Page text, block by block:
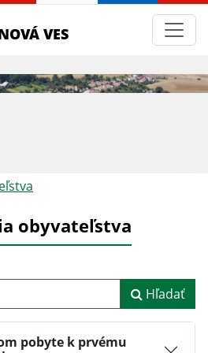
VES
obyvateľstva
Hľadať
pobyte k prvému